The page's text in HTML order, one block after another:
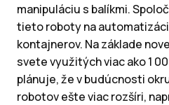
manipuláciu s balíkmi.
tieto roboty na
kontajnerov. Na základe
svete využitých viac ako 1
plánuje, že v budúcnosti
robotov ešte viac rozšíri,